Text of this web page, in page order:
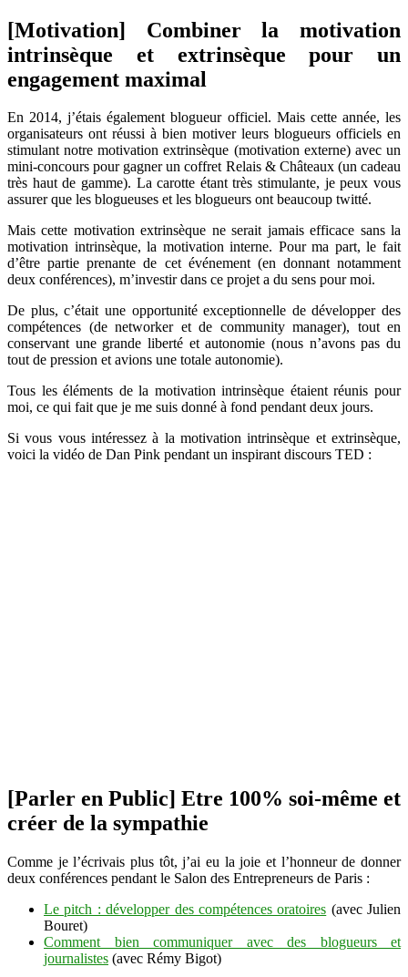
[Motivation] Combiner la motivation
intrinsèque et extrinsèque pour un
engagement maximal
En 2014, j’étais également blogueur officiel. Mais cette année, les
organisateurs ont réussi à bien motiver leurs blogueurs officiels en
stimulant notre motivation extrinsèque (motivation externe) avec un
mini-concours pour gagner un coffret Relais & Châteaux (un cadeau
très haut de gamme). La carotte étant très stimulante, je peux vous
assurer que les blogueuses et les blogueurs ont beaucoup twitté.
Mais cette motivation extrinsèque ne serait jamais efficace sans la
motivation intrinsèque, la motivation interne. Pour ma part, le fait
d’être partie prenante de cet événement (en donnant notamment
deux conférences), m’investir dans ce projet a du sens pour moi.
De plus, c’était une opportunité exceptionnelle de développer des
compétences (de networker et de community manager), tout en
conservant une grande liberté et autonomie (nous n’avons pas du
tout de pression et avions une totale autonomie).
Tous les éléments de la motivation intrinsèque étaient réunis pour
moi, ce qui fait que je me suis donné à fond pendant deux jours.
Si vous vous intéressez à la motivation intrinsèque et extrinsèque,
voici la vidéo de Dan Pink pendant un inspirant discours TED :
[Parler en Public] Etre 100% soi-même et
créer de la sympathie
Comme je l’écrivais plus tôt, j’ai eu la joie et l’honneur de donner
deux conférences pendant le Salon des Entrepreneurs de Paris :
Le pitch : développer des compétences oratoires (avec Julien
Bouret)
Comment bien communiquer avec des blogueurs et
journalistes (avec Rémy Bigot)